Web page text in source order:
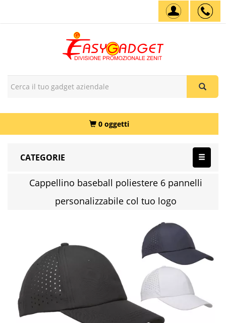
0 oggetti
CATEGORIE
Cappellino baseball poliestere 6 pannelli
personalizzabile col tuo logo